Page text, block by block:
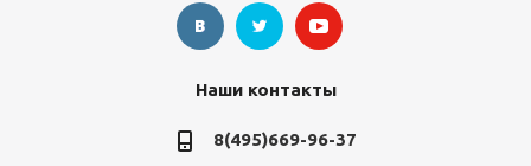
Наши контакты
8(495)669-96-37